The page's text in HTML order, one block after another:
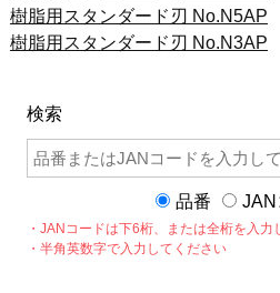
樹脂用スタンダード刃 No.N5AP
樹脂用スタンダード刃 No.N3AP
検索
品番 JAN
・JANコードは下6桁、または全桁を入力
・半角英数字で入力してください